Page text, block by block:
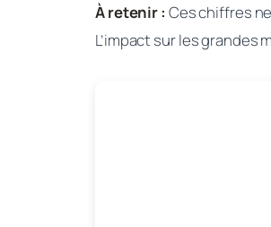
À retenir : Ces chiffres
L’impact sur les grandes